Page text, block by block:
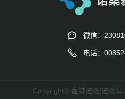
微信：
电话：
Copyright© 香港诺桑|诺桑基